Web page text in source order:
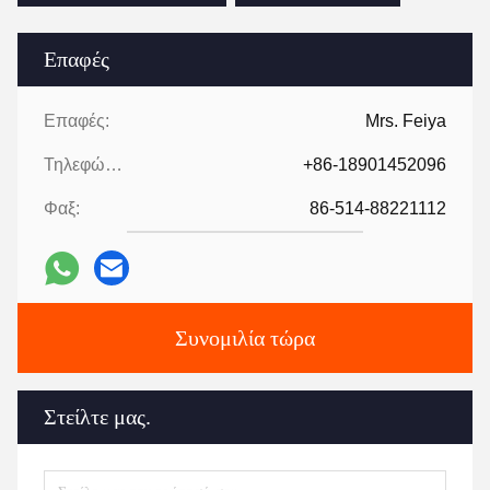
Επαφές
Επαφές: Mrs. Feiya
Τηλεφώνημα: +86-18901452096
Φαξ: 86-514-88221112
Συνομιλία τώρα
Στείλτε μας.